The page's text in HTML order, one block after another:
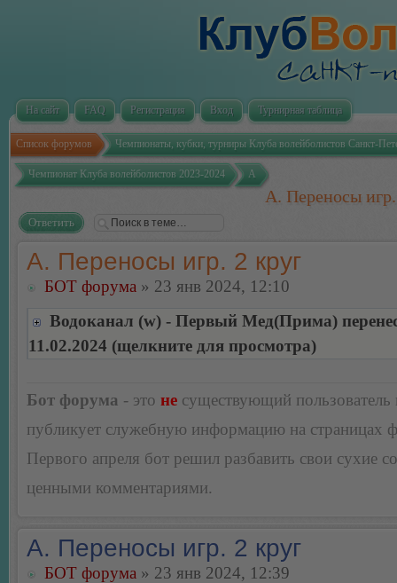
На сайт FAQ Регистрация Вход Турнирная таблица
Список форумов Чемпионаты, кубки, турниры Клуба волейболистов Санкт-
Чемпионат Клуба волейболистов 2023-2024 А
А. Переносы
Ответить
А. Переносы игр. 2 круг
БОТ форума » 23 янв 2024, 12:10
Водоканал (w) - Первый Мед(Прима)
11.02.2024 (щелкните для просмотра)
Бот форума - это не существующий пользователь
публикует служебную информацию на страницах
Первого апреля бот решил разбавить свои сухие
ценными комментариями.
А. Переносы игр. 2 круг
БОТ форума » 23 янв 2024, 12:39